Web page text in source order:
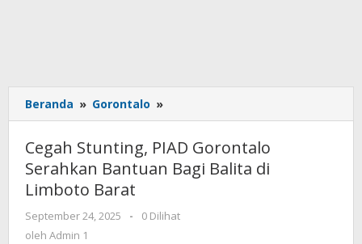
Beranda » Gorontalo »
Stunting,
Gorontalo
Serahkan
Balita
Cegah Stunting, PIAD Gorontalo
Serahkan Bantuan Bagi Balita di
Limboto Barat
September 24, 2025
oleh
-
0 Dilihat
oleh Admin 1